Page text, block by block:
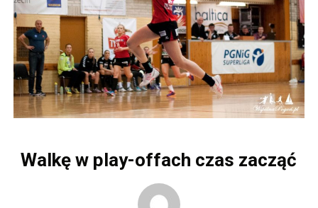
Walkę w play-offach czas zacząć